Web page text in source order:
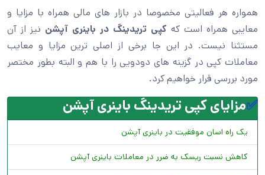
همواره هر فعالیتی مخصوصا در بازار های مالی همراه با مزایا و
معایبی همراه است که کپی تریدینگ در باینری آپشن نیز از آن
مستثنا نیست. در این جا برخی از اصلی ترین مزایا و معایب
معاملات کپی در گزینه های دودویی را با هم و البته بطور مختصر
مورد بررسی قرار خواهیم کرد.
✅مزایای کپی تریدینگ باینری آپشن
یک راه اسان موفقیت در باینری آپشن
کاهش نسبت ریسک به ضرر در معاملات باینری آپشن